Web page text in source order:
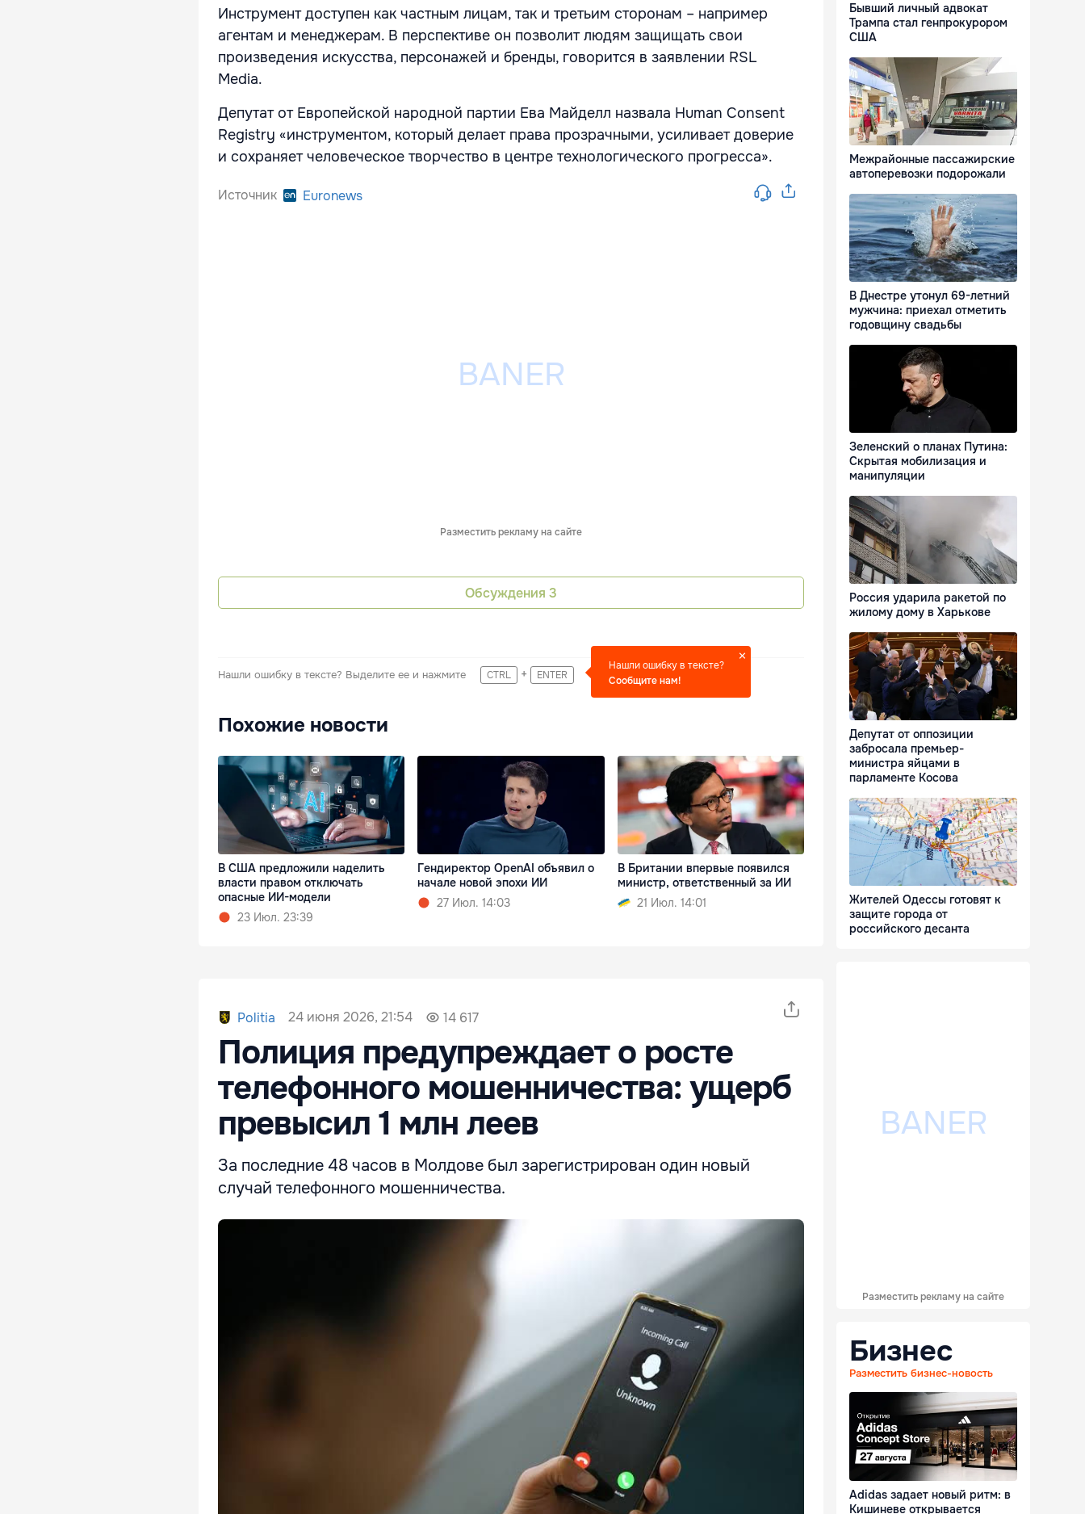
Инструмент доступен как частным лицам, так и третьим сторонам – например
агентам и менеджерам. В перспективе он позволит людям защищать свои
произведения искусства, персонажей и бренды, говорится в заявлении RSL
Media.
Депутат от Европейской народной партии Ева Майделл назвала Human Consent
Registry «инструментом, который делает права прозрачными, усиливает доверие
и сохраняет человеческое творчество в центре технологического прогресса».
Источник Euronews
Разместить рекламу на сайте
Обсуждения 3
Нашли ошибку в тексте? Выделите ее и нажмите CTRL + ENTER
Нашли ошибку в тексте?
Сообщите нам!
Похожие новости
В США предложили наделить
власти правом отключать
опасные ИИ-модели
23 Июл. 23:39
Гендиректор OpenAI объявил о
начале новой эпохи ИИ
27 Июл. 14:03
В Британии впервые появился
министр, ответственный за ИИ
21 Июл. 14:01
Politia 24 июня 2026, 21:54 14 617
Полиция предупреждает о росте
телефонного мошенничества: ущерб
превысил 1 млн леев
За последние 48 часов в Молдове был зарегистрирован один новый
случай телефонного мошенничества.
Бывший личный адвокат
Трампа стал генпрокурором
США
Межрайонные пассажирские
автоперевозки подорожали
В Днестре утонул 69-летний
мужчина: приехал отметить
годовщину свадьбы
Зеленский о планах Путина:
Скрытая мобилизация и
манипуляции
Россия ударила ракетой по
жилому дому в Харькове
Депутат от оппозиции
забросала премьер-
министра яйцами в
парламенте Косова
Жителей Одессы готовят к
защите города от
российского десанта
Разместить рекламу на сайте
Бизнес
Разместить бизнес-новость
Adidas задает новый ритм: в
Кишиневе открывается